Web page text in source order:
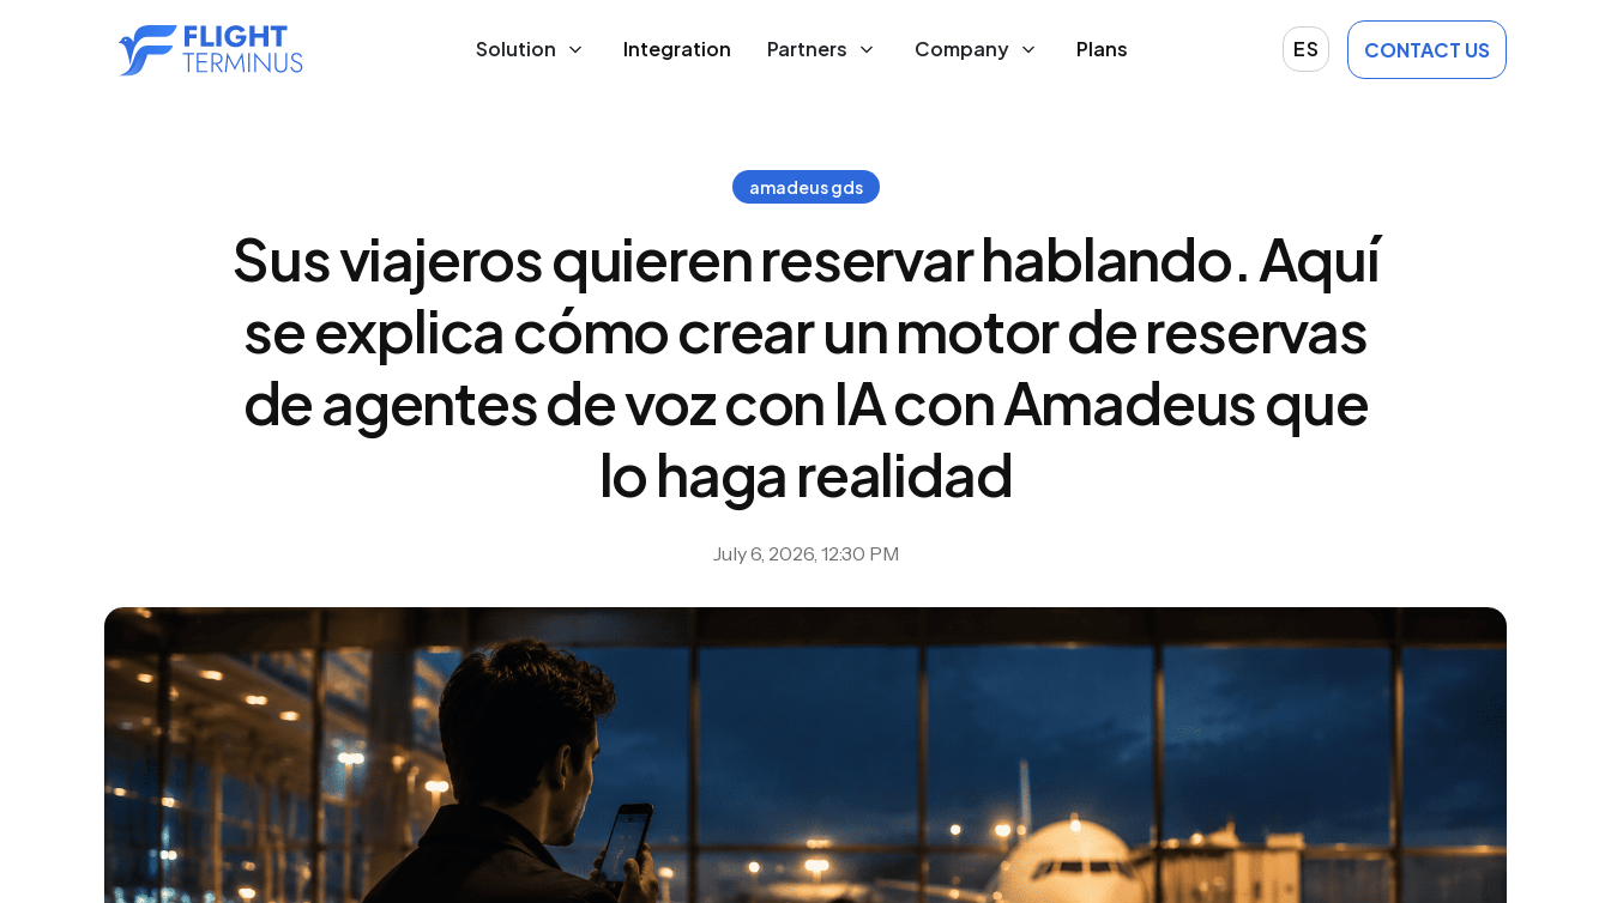
Solution Integration Partners Company Plans ES CONTACT US
amadeus gds
Sus viajeros quieren reservar hablando. Aquí
se explica cómo crear un motor de reservas
de agentes de voz con IA con Amadeus que
lo haga realidad
July 6, 2026, 12:30 PM